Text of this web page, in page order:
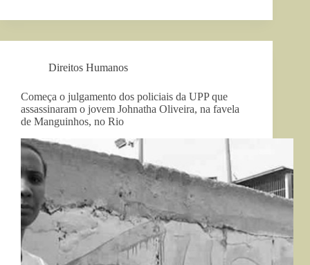
Direitos Humanos
Começa o julgamento dos policiais da UPP que
assassinaram o jovem Johnatha Oliveira, na favela
de Manguinhos, no Rio